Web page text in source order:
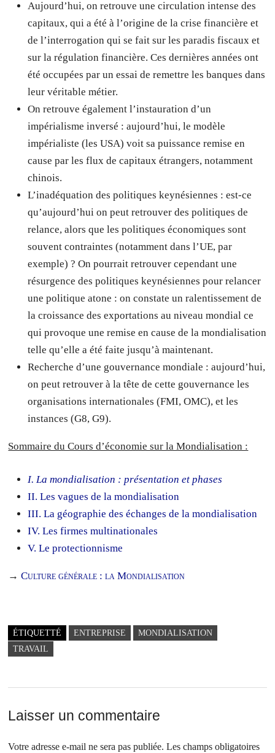
Aujourd’hui, on retrouve une circulation intense des
capitaux, qui a été à l’origine de la crise financière et
de l’interrogation qui se fait sur les paradis fiscaux et
sur la régulation financière. Ces dernières années ont
été occupées par un essai de remettre les banques dans
leur véritable métier.
On retrouve également l’instauration d’un
impérialisme inversé : aujourd’hui, le modèle
impérialiste (les USA) voit sa puissance remise en
cause par les flux de capitaux étrangers, notamment
chinois.
L’inadéquation des politiques keynésiennes : est-ce
qu’aujourd’hui on peut retrouver des politiques de
relance, alors que les politiques économiques sont
souvent contraintes (notamment dans l’UE, par
exemple) ? On pourrait retrouver cependant une
résurgence des politiques keynésiennes pour relancer
une politique atone : on constate un ralentissement de
la croissance des exportations au niveau mondial ce
qui provoque une remise en cause de la mondialisation
telle qu’elle a été faite jusqu’à maintenant.
Recherche d’une gouvernance mondiale : aujourd’hui,
on peut retrouver à la tête de cette gouvernance les
organisations internationales (FMI, OMC), et les
instances (G8, G9).
Sommaire du Cours d’économie sur la Mondialisation :
I. La mondialisation : présentation et phases
II. Les vagues de la mondialisation
III. La géographie des échanges de la mondialisation
IV. Les firmes multinationales
V. Le protectionnisme
→Culture générale : la Mondialisation
ÉTIQUETTÉ ENTREPRISE
MONDIALISATION
TRAVAIL
Laisser un commentaire
Votre adresse e-mail ne sera pas publiée. Les champs obligatoires